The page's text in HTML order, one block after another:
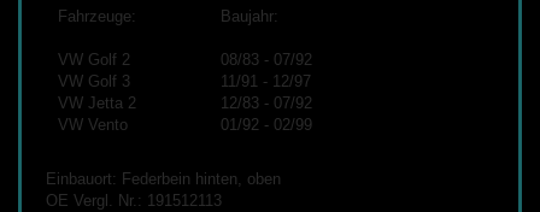
Fahrzeuge: Baujahr:
VW Golf 2
VW Golf 3
VW Jetta 2
VW Vento
08/83 - 07/92
11/91 - 12/97
12/83 - 07/92
01/92 - 02/99
Einbauort: Federbein hinten, oben
OE Vergl. Nr.: 191512113